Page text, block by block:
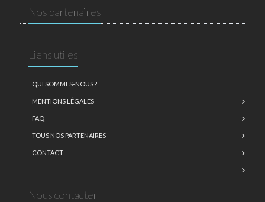
Nos partenaires
Liens utiles
QUI SOMMES-NOUS ?
MENTIONS LÉGALES
FAQ
TOUS NOS PARTENAIRES
CONTACT
Nous contacter